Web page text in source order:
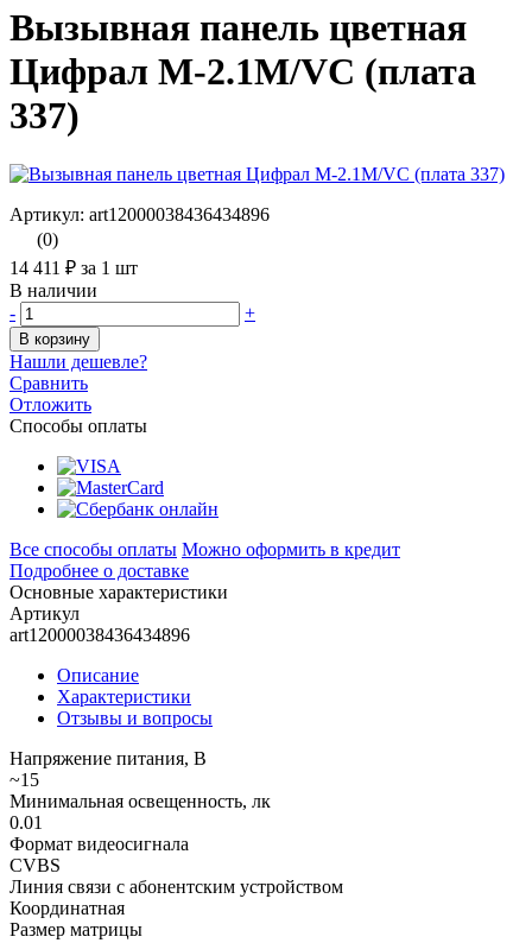
Вызывная панель цветная
Цифрал M-2.1M/VС (плата
337)
Артикул: art12000038436434896
(0)
14 411 ₽ за 1 шт
В наличии
-
+
В корзину
Нашли дешевле?
Сравнить
Отложить
Способы оплаты
Все способы оплаты Можно оформить в кредит
Подробнее о доставке
Основные характеристики
Артикул
art12000038436434896
Описание
Характеристики
Отзывы и вопросы
Напряжение питания, В
~15
Минимальная освещенность, лк
0.01
Формат видеосигнала
CVBS
Линия связи с абонентским устройством
Координатная
Размер матрицы